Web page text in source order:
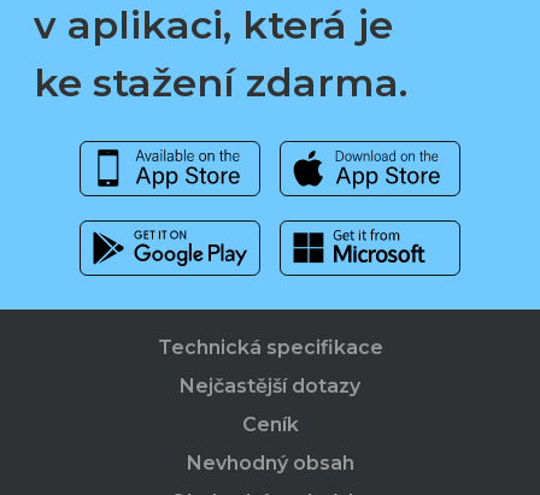
v aplikaci, která je
ke stažení zdarma.
Technická specifikace
Nejčastější dotazy
Ceník
Nevhodný obsah